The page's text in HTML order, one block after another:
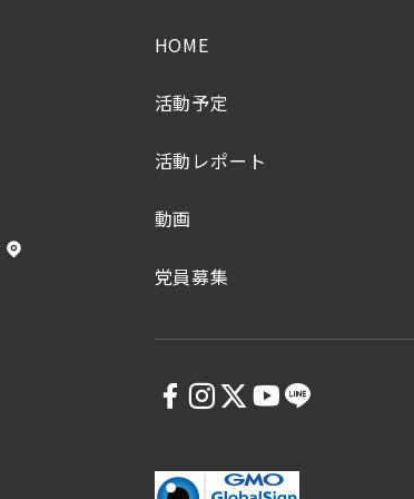
HOME
活動予定
活動レポート
動画
党員募集